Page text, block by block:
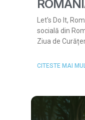
Let’s Do It,
socială din
Ziua de
CITESTE MAI